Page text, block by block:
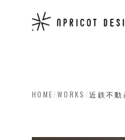
HOME/WORKS /近鉄不動